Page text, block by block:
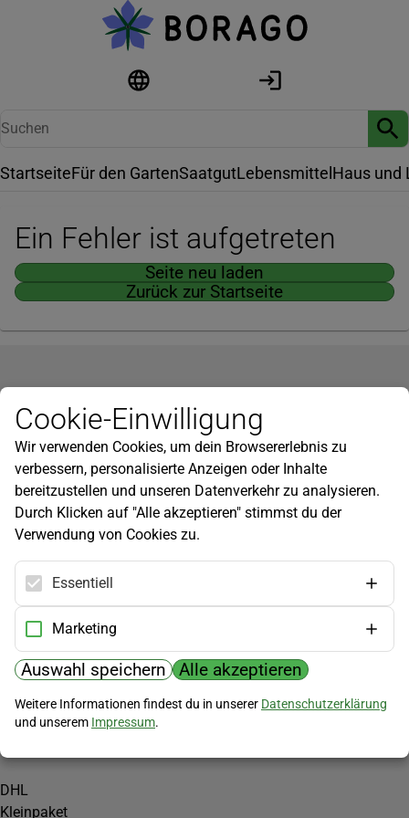
StartseiteFür den GartenSaatgutLebensmittel Haus und
Ein Fehler ist aufgetreten
Seite neu laden
Zurück zur Startseite
Newsletter
Infos zu neuen Produkten, Gartentipps und mehr findest du in
unserem Newsletter!
Jetzt anmelden
Hilfe
Kundenservice
Widerrufsbelehrung
Versandkosten
Zahlungsmöglichkeiten
PayPal
Vorkasse
Versand
DHL
Kleinpaket
Cookie-Einwilligung
Wir verwenden Cookies, um dein Browsererlebnis zu
verbessern, personalisierte Anzeigen oder Inhalte
bereitzustellen und unseren Datenverkehr zu analysieren.
Durch Klicken auf "Alle akzeptieren" stimmst du der
Verwendung von Cookies zu.
Essentiell
Marketing
Auswahl speichern Alle akzeptieren
Weitere Informationen findest du in unserer Datenschutzerklärung
und unserem Impressum.